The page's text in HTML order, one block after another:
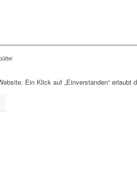
Ein Klick auf „Einverstanden“ erlaubt